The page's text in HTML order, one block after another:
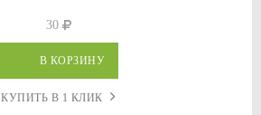
30
В КОРЗИНУ
КУПИТЬ В 1 КЛИК